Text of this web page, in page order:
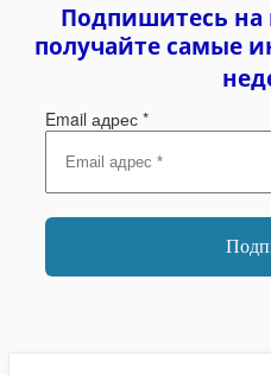
Подпишитесь на
получайте самые
Email адрес *